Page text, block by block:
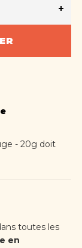
- 20g doit
toutes les
en